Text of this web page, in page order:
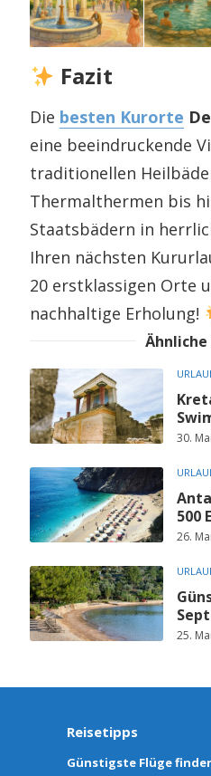
Fazit
Die besten Kurorte
eine beeindruckende
traditionellen
Thermalthermen bis
Staatsbädern in
Ihren nächsten
20 erstklassigen Orte
nachhaltige Erholung!
30.
500
26.
25.
Reisetipps
Günstigste Flüge